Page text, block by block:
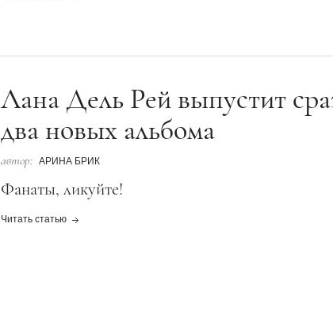
Лана Дель Рей выпустит
два новых альбома
автор: АРИНА БРИК
Фанаты, ликуйте!
Читать статью